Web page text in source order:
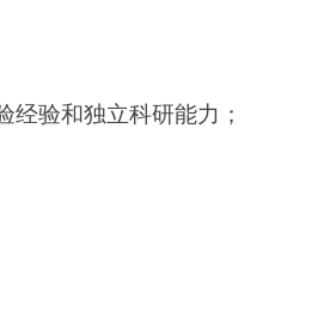
验和独立科研能力；